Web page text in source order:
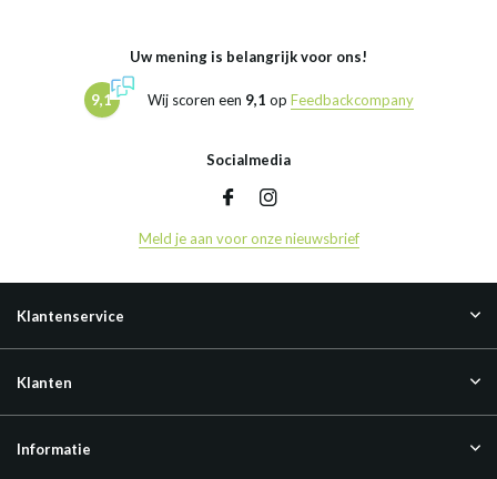
Uw mening is belangrijk voor ons!
9,1 Wij scoren een 9,1 op Feedbackcompany
Socialmedia
Meld je aan voor onze nieuwsbrief
Klantenservice
Klanten
Informatie